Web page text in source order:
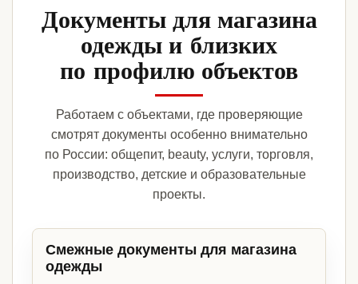
Документы для магазина
одежды и близких
по профилю объектов
Работаем с объектами, где проверяющие
смотрят документы особенно внимательно
по России: общепит, beauty, услуги, торговля,
производство, детские и образовательные
проекты.
Смежные документы для магазина
одежды